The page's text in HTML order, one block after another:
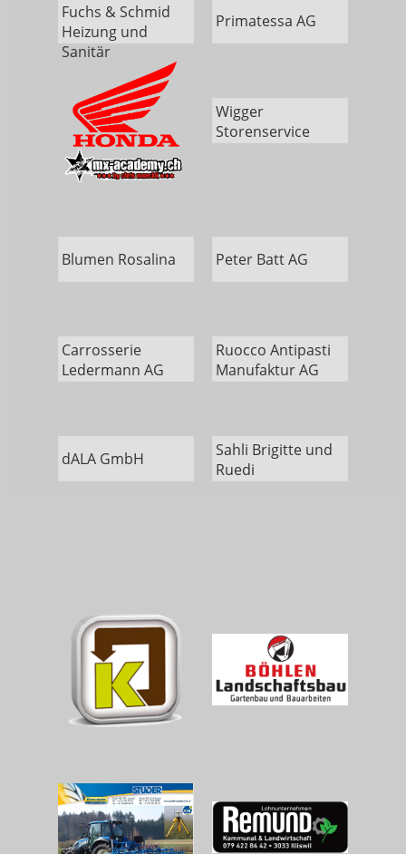
Fuchs & Schmid
Heizung und
Sanitär
Primatessa AG
Wigger
Storenservice
Blumen Rosalina Peter Batt AG
Carrosserie
Ledermann AG
Ruocco Antipasti
Manufaktur AG
dALA GmbH
Sahli Brigitte und
Ruedi